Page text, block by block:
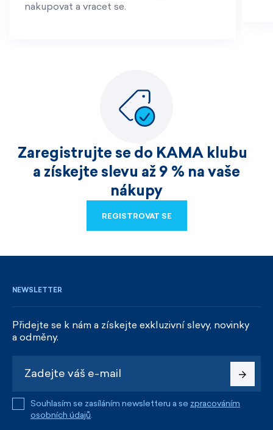
nakupovat a vracet se.
Zaregistrujte se do KAMA klubu
a získejte slevu až 9 % na vaše
nákupy
REGISTROVAT SE
NEWSLETTER
Přidejte se k nám a získejte exkluzivní slevy, novinky
a odměny.
Souhlasím se zasíláním newsletteru a se zpracováním
osobních údajů.